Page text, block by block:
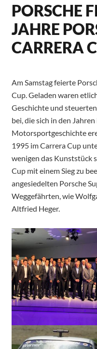
PORSCHE
JAHRE
CARRERA
Am Samstag feierte
Cup. Geladen waren
Geschichte und
bei, die sich in den
Motorsportgeschichte
1995 im Carrera Cup
wenigen das Kunststück
Cup mit einem Sieg zu
angesiedelten Porsche
Weggefährten, wie
Altfried Heger.